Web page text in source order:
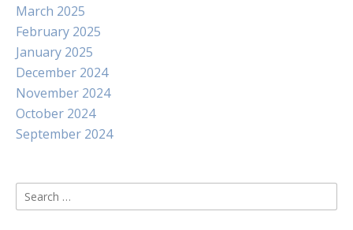
March 2025
February 2025
January 2025
December 2024
November 2024
October 2024
September 2024
Search
for: